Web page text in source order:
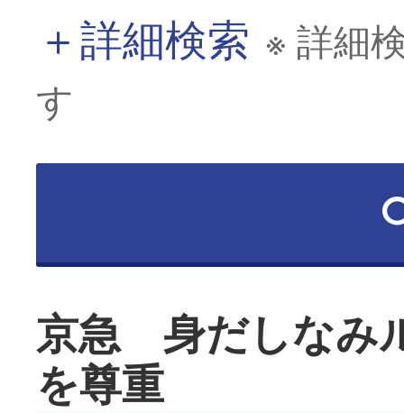
＋詳細検索 ※ 詳細
す
京急 身だしなみ
を尊重